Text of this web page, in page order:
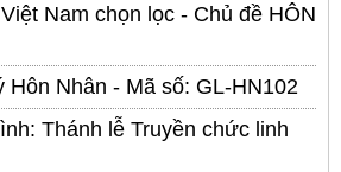
Nam chọn lọc - Chủ đề HÔN
Hôn Nhân - Mã số: GL-HN102
Thánh lễ Truyền chức linh